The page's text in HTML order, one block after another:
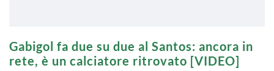
Gabigol fa due su due al Santos: ancora in
rete, è un calciatore ritrovato [VIDEO]